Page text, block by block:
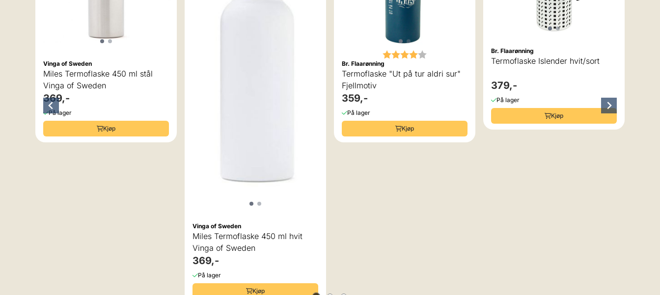
Vinga of Sweden
Miles Termoflaske 450 ml stål
Vinga of Sweden
369,-
På lager
Kjøp
Vinga of Sweden
Miles Termoflaske 450 ml hvit
Vinga of Sweden
369,-
På lager
Kjøp
Karakter:
Br. Flaarønning
Termoflaske "Ut på tur aldri sur"
Fjellmotiv
359,-
På lager
Kjøp
Br. Flaarønning
Termoflaske Islender hvit/sort
379,-
På lager
Kjøp